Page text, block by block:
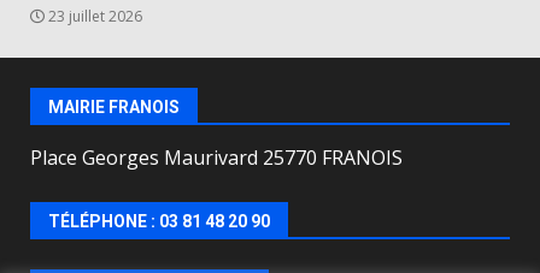
23 juillet 2026
MAIRIE FRANOIS
Place Georges Maurivard 25770 FRANOIS
TÉLÉPHONE : 03 81 48 20 90